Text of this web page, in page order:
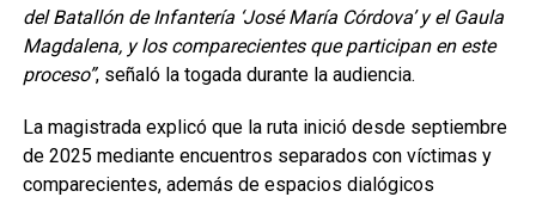
del Batallón de Infantería ‘José María Córdova’ y el Gaula
Magdalena, y los comparecientes que participan en este
proceso”, señaló la togada durante la audiencia.
La magistrada explicó que la ruta inició desde septiembre
de 2025 mediante encuentros separados con víctimas y
comparecientes, además de espacios dialógicos